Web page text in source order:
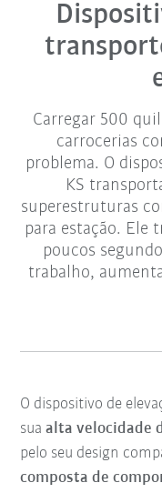
Carregar 500
carrocerias
problema. O
KS
superestruturas
para estação. Ele
poucos
trabalho,
O dispositivo de
suaalta velocidade
pelo seu design
composta de